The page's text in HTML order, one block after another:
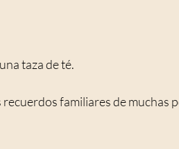
taza de té.
familiares de muchas